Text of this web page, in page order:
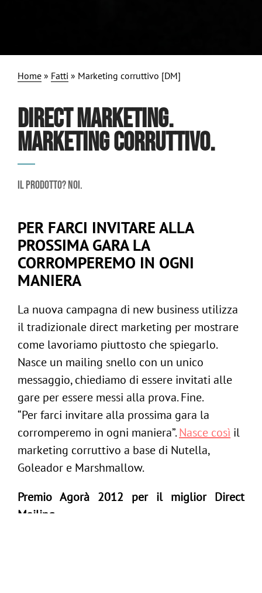
Home » Fatti » Marketing corruttivo [DM]
DIRECT MARKETING.
MARKETING CORRUTTIVO.
Il prodotto? Noi.
PER FARCI INVITARE ALLA
PROSSIMA GARA LA
CORROMPEREMO IN OGNI
MANIERA
La nuova campagna di new business utilizza
il tradizionale direct marketing per mostrare
come lavoriamo piuttosto che spiegarlo.
Nasce un mailing snello con un unico
messaggio, chiediamo di essere invitati alle
gare per essere messi alla prova. Fine.
“Per farci invitare alla prossima gara la
corromperemo in ogni maniera”.Nasce così il
marketing corruttivo a base di Nutella,
Goleador e Marshmallow.
Premio Agorà 2012 per il miglior Direct
Mailing.